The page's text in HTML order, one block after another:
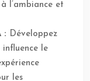
l’ambiance et
: Développez
influence le
les